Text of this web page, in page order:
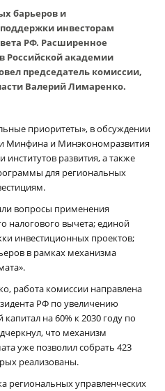
барьеров и
инвесторам
РФ. Расширенное
Российской академии
председатель комиссии,
Валерий Лимаренко.
приоритеты», в обсуждении
Минфина и Минэкономразвития
развития, а также
для региональных
вопросы применения
налогового вычета; единой
инвестиционных проектов;
в рамках механизма
работа комиссии направлена
РФ по увеличению
на 60% к 2030 году по
что механизм
уже позволил собрать 423
реализованы.
региональных управленческих